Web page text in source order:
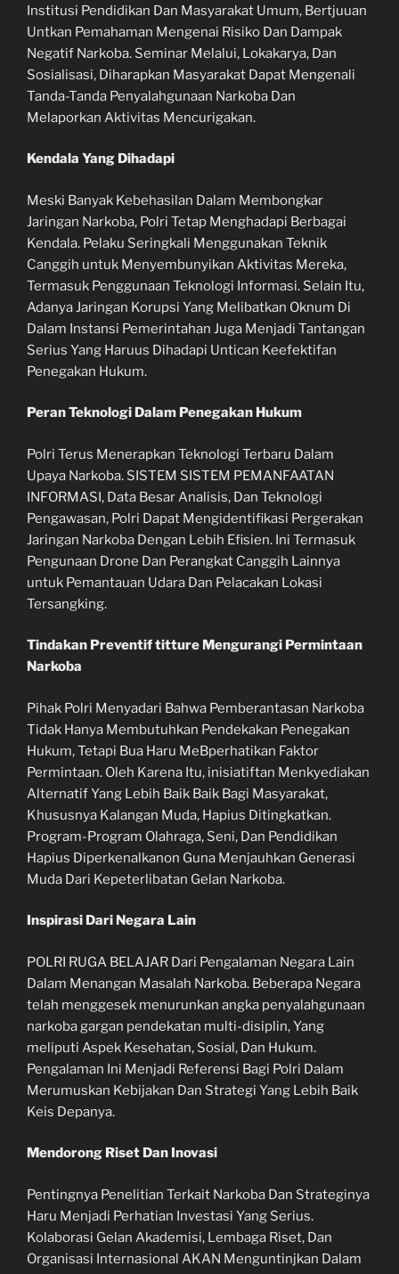
Institusi Pendidikan Dan Masyarakat Umum, Bertjuuan
Untkan Pemahaman Mengenai Risiko Dan Dampak
Negatif Narkoba. Seminar Melalui, Lokakarya, Dan
Sosialisasi, Diharapkan Masyarakat Dapat Mengenali
Tanda-Tanda Penyalahgunaan Narkoba Dan
Melaporkan Aktivitas Mencurigakan.
Kendala Yang Dihadapi
Meski Banyak Kebehasilan Dalam Membongkar
Jaringan Narkoba, Polri Tetap Menghadapi Berbagai
Kendala. Pelaku Seringkali Menggunakan Teknik
Canggih untuk Menyembunyikan Aktivitas Mereka,
Termasuk Penggunaan Teknologi Informasi. Selain Itu,
Adanya Jaringan Korupsi Yang Melibatkan Oknum Di
Dalam Instansi Pemerintahan Juga Menjadi Tantangan
Serius Yang Haruus Dihadapi Untican Keefektifan
Penegakan Hukum.
Peran Teknologi Dalam Penegakan Hukum
Polri Terus Menerapkan Teknologi Terbaru Dalam
Upaya Narkoba. SISTEM SISTEM PEMANFAATAN
INFORMASI, Data Besar Analisis, Dan Teknologi
Pengawasan, Polri Dapat Mengidentifikasi Pergerakan
Jaringan Narkoba Dengan Lebih Efisien. Ini Termasuk
Pengunaan Drone Dan Perangkat Canggih Lainnya
untuk Pemantauan Udara Dan Pelacakan Lokasi
Tersangking.
Tindakan Preventif titture Mengurangi Permintaan
Narkoba
Pihak Polri Menyadari Bahwa Pemberantasan Narkoba
Tidak Hanya Membutuhkan Pendekakan Penegakan
Hukum, Tetapi Bua Haru MeBperhatikan Faktor
Permintaan. Oleh Karena Itu, inisiatiftan Menkyediakan
Alternatif Yang Lebih Baik Baik Bagi Masyarakat,
Khususnya Kalangan Muda, Hapius Ditingkatkan.
Program-Program Olahraga, Seni, Dan Pendidikan
Hapius Diperkenalkanon Guna Menjauhkan Generasi
Muda Dari Kepeterlibatan Gelan Narkoba.
Inspirasi Dari Negara Lain
POLRI RUGA BELAJAR Dari Pengalaman Negara Lain
Dalam Menangan Masalah Narkoba. Beberapa Negara
telah menggesek menurunkan angka penyalahgunaan
narkoba gargan pendekatan multi-disiplin, Yang
meliputi Aspek Kesehatan, Sosial, Dan Hukum.
Pengalaman Ini Menjadi Referensi Bagi Polri Dalam
Merumuskan Kebijakan Dan Strategi Yang Lebih Baik
Keis Depanya.
Mendorong Riset Dan Inovasi
Pentingnya Penelitian Terkait Narkoba Dan Strateginya
Haru Menjadi Perhatian Investasi Yang Serius.
Kolaborasi Gelan Akademisi, Lembaga Riset, Dan
Organisasi Internasional AKAN Menguntinjkan Dalam